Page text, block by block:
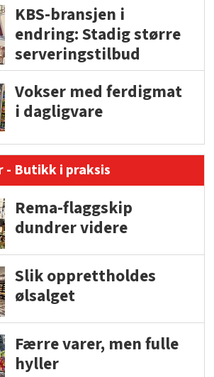
KBS-bransjen i
endring: Stadig større
serveringstilbud
Vokser med ferdigmat
i dagligvare
Butikk i praksis
Rema-flaggskip
dundrer videre
Slik opprettholdes
ølsalget
Færre varer, men fulle
hyller